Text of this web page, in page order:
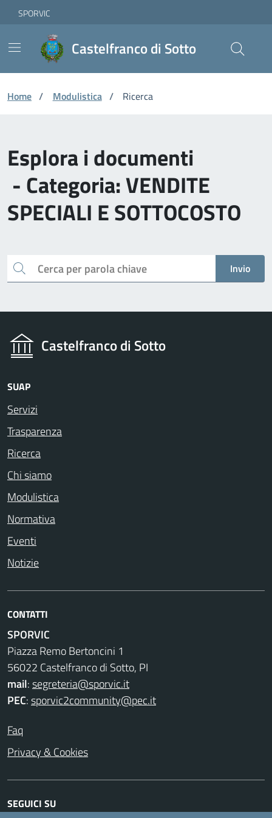
Skip to Main Content
Vai ai contenuti
Vai al footer
SPORVIC
Castelfranco di Sotto
Home / Modulistica / Ricerca
Esplora i documenti
- Categoria: VENDITE
SPECIALI E SOTTOCOSTO
Cerca Invio
Castelfranco di Sotto
SUAP
Servizi
Trasparenza
Ricerca
Chi siamo
Modulistica
Normativa
Eventi
Notizie
CONTATTI
SPORVIC
Piazza Remo Bertoncini 1
56022 Castelfranco di Sotto, PI
mail:segreteria@sporvic.it
PEC:sporvic2community@pec.it
Faq
Privacy & Cookies
SEGUICI SU